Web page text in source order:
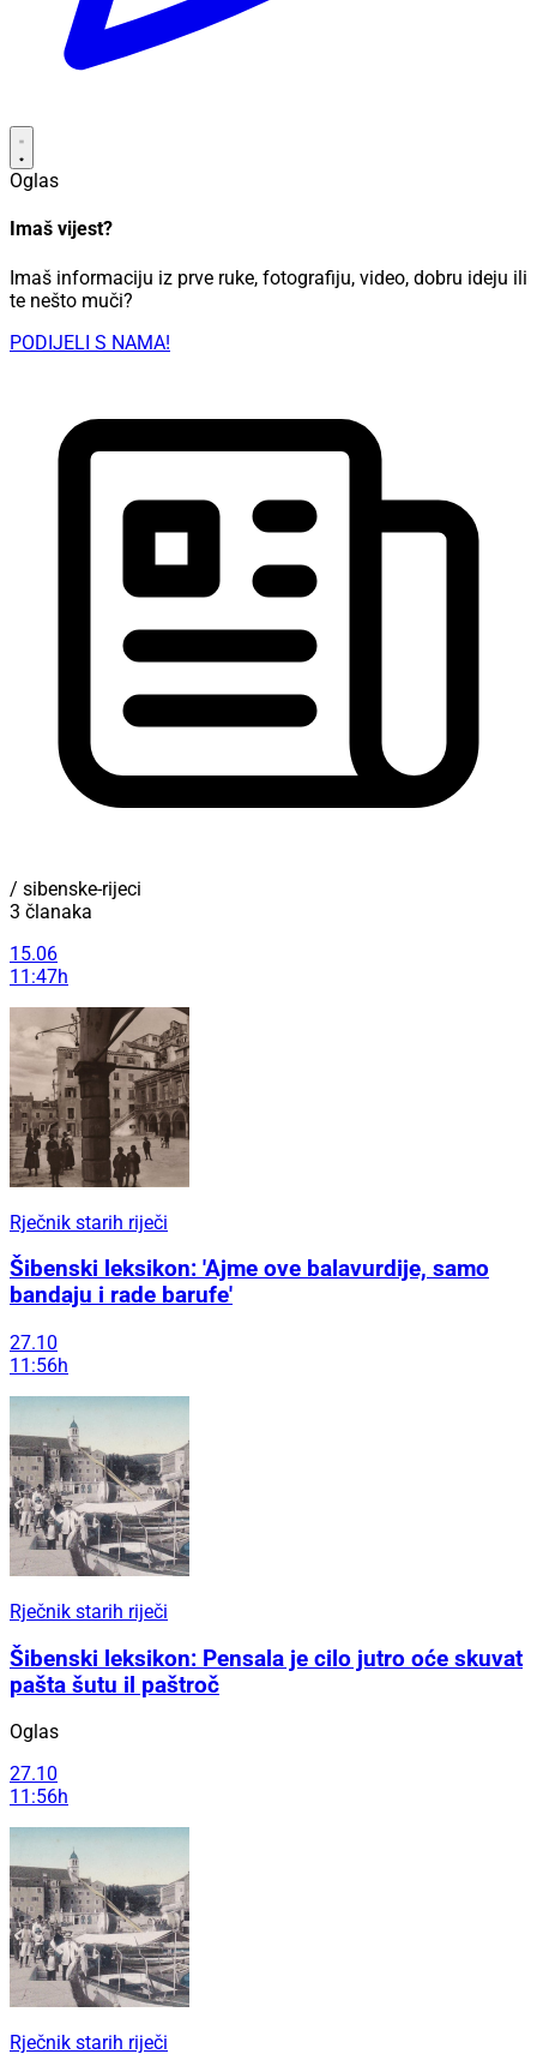
Oglas
Imaš vijest?
Imaš informaciju iz prve ruke, fotografiju, video, dobru ideju ili
te nešto muči?
PODIJELI S NAMA!
/ sibenske-rijeci
3 članaka
15.06
11:47h
Rječnik starih riječi
Šibenski leksikon: 'Ajme ove balavurdije, samo
bandaju i rade barufe'
27.10
11:56h
Rječnik starih riječi
Šibenski leksikon: Pensala je cilo jutro oće skuvat
pašta šutu il paštroč
Oglas
27.10
11:56h
Rječnik starih riječi